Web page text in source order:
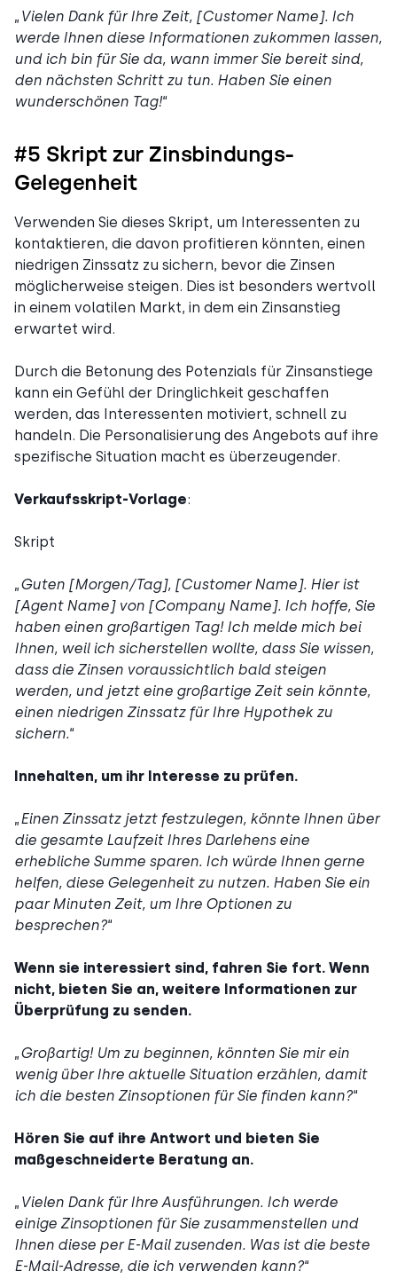
„ Vielen Dank für Ihre Zeit, [Customer Name]. Ich
werde Ihnen diese Informationen zukommen lassen,
und ich bin für Sie da, wann immer Sie bereit sind,
den nächsten Schritt zu tun. Haben Sie einen
wunderschönen Tag!“
#5 Skript zur Zinsbindungs-
Gelegenheit
Verwenden Sie dieses Skript, um Interessenten zu
kontaktieren, die davon profitieren könnten, einen
niedrigen Zinssatz zu sichern, bevor die Zinsen
möglicherweise steigen. Dies ist besonders wertvoll
in einem volatilen Markt, in dem ein Zinsanstieg
erwartet wird.
Durch die Betonung des Potenzials für Zinsanstiege
kann ein Gefühl der Dringlichkeit geschaffen
werden, das Interessenten motiviert, schnell zu
handeln. Die Personalisierung des Angebots auf ihre
spezifische Situation macht es überzeugender.
Verkaufsskript-Vorlage:
Skript
„Guten [Morgen/Tag], [Customer Name]. Hier ist
[Agent Name] von [Company Name]. Ich hoffe, Sie
haben einen großartigen Tag! Ich melde mich bei
Ihnen, weil ich sicherstellen wollte, dass Sie wissen,
dass die Zinsen voraussichtlich bald steigen
werden, und jetzt eine großartige Zeit sein könnte,
einen niedrigen Zinssatz für Ihre Hypothek zu
sichern.“
Innehalten, um ihr Interesse zu prüfen.
„Einen Zinssatz jetzt festzulegen, könnte Ihnen über
die gesamte Laufzeit Ihres Darlehens eine
erhebliche Summe sparen. Ich würde Ihnen gerne
helfen, diese Gelegenheit zu nutzen. Haben Sie ein
paar Minuten Zeit, um Ihre Optionen zu
besprechen?“
Wenn sie interessiert sind, fahren Sie fort. Wenn
nicht, bieten Sie an, weitere Informationen zur
Überprüfung zu senden.
„Großartig! Um zu beginnen, könnten Sie mir ein
wenig über Ihre aktuelle Situation erzählen, damit
ich die besten Zinsoptionen für Sie finden kann?“
Hören Sie auf ihre Antwort und bieten Sie
maßgeschneiderte Beratung an.
„ Vielen Dank für Ihre Ausführungen. Ich werde
einige Zinsoptionen für Sie zusammenstellen und
Ihnen diese per E-Mail zusenden. Was ist die beste
E-Mail-Adresse, die ich verwenden kann?“